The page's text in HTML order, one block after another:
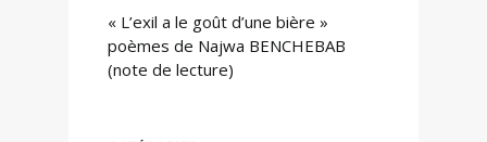
« L’exil a le goût d’une bière »
poèmes de Najwa BENCHEBAB
(note de lecture)